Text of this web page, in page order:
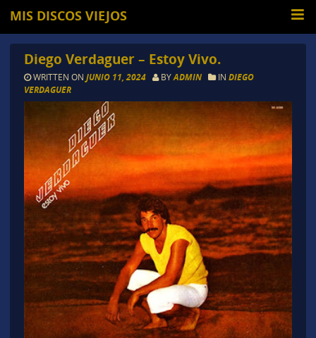
MIS DISCOS VIEJOS
Diego Verdaguer – Estoy Vivo.
WRITTEN ON JUNIO 11, 2024 BYADMIN IN DIEGO
VERDAGUER